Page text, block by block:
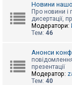
т
П
Новини
Про новини і
дисертації,
Модератори:
Тем: 46
Анонси
презентації
Модератор:
Тем: 40